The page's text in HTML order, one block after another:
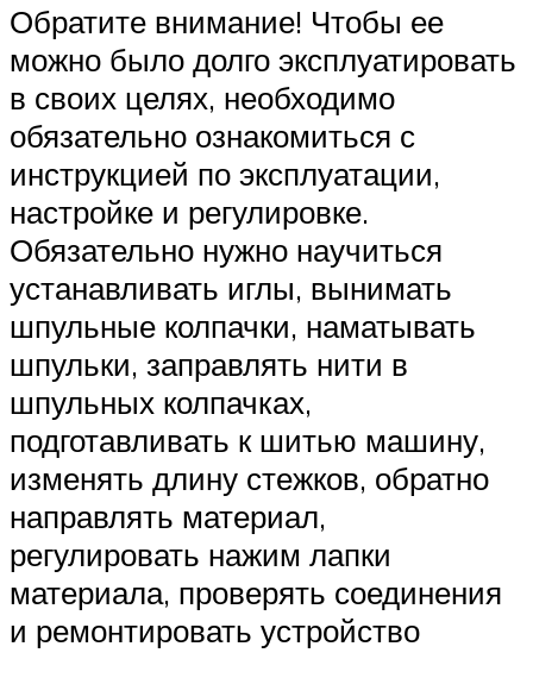
Обратите внимание! Чтобы ее
можно было долго эксплуатировать
в своих целях, необходимо
обязательно ознакомиться с
инструкцией по эксплуатации,
настройке и регулировке.
Обязательно нужно научиться
устанавливать иглы, вынимать
шпульные колпачки, наматывать
шпульки, заправлять нити в
шпульных колпачках,
подготавливать к шитью машину,
изменять длину стежков, обратно
направлять материал,
регулировать нажим лапки
материала, проверять соединения
и ремонтировать устройство